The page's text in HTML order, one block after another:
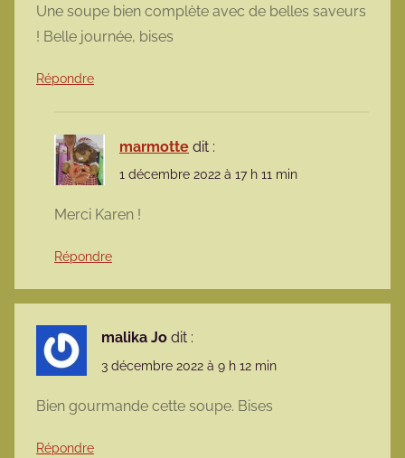
Une soupe bien complète avec de belles saveurs
! Belle journée, bises
Répondre
marmotte dit :
1 décembre 2022 à 17 h 11 min
Merci Karen !
Répondre
malika Jo dit :
3 décembre 2022 à 9 h 12 min
Bien gourmande cette soupe. Bises
Répondre